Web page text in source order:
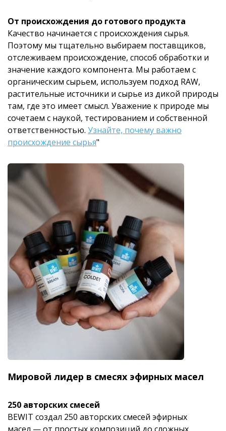
От происхождения до готового продукта
Качество начинается с происхождения сырья.
Поэтому мы тщательно выбираем поставщиков,
отслеживаем происхождение, способ обработки и
значение каждого компонента. Мы работаем с
органическим сырьем, используем подход RAW,
растительные источники и сырье из дикой природы
там, где это имеет смысл. Уважение к природе мы
сочетаем с наукой, тестированием и собственной
ответственностью. Узнайте, почему важно
происхождение сырья"
Мировой лидер в смесях эфирных масел
250 авторских смесей
BEWIT создал 250 авторских смесей эфирных